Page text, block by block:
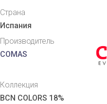
Страна
Испания
Производитель
COMAS
Коллекция
BCN COLORS 18%